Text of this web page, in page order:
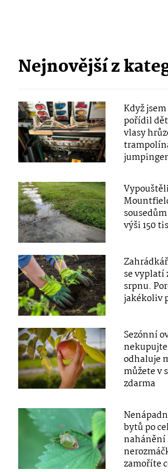
Nejnovější z
Když
pořídil
vlasy
výši 150
se vyplatí
srpnu.
jakékoliv
Sezónní
odhaluje
můžete v
zdarma
bytů po
zamoříte